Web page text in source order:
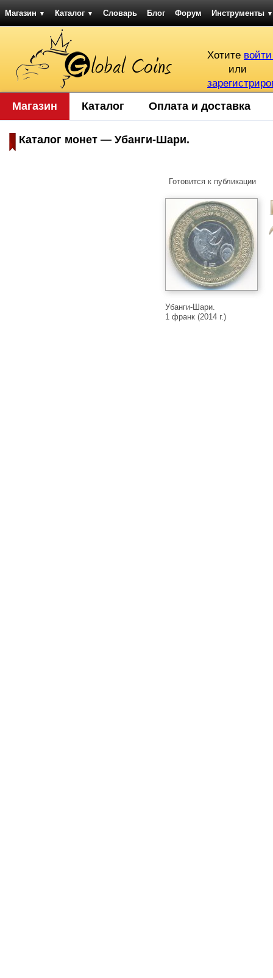
Магазин ▼ Каталог ▼ Словарь Блог Форум Инструменты ▼
Хотите
или
Магазин Каталог Оплата и доставка
Каталог монет — Убанги-Шари.
Готовится к публикации
Убанги-Шари.
1 франк (2014 г.)